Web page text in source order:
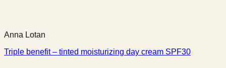
Anna Lotan
Triple benefit – tinted moisturizing day cream SPF30